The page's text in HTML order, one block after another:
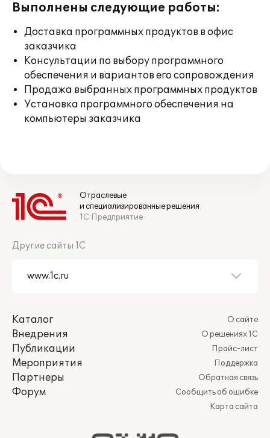
Выполнены следующие работы:
Доставка программных продуктов в офис
заказчика
Консультации по выбору программного
обеспечения и вариантов его сопровождения
Продажа выбранных программных продуктов
Установка программного обеспечения на
компьютеры заказчика
Отраслевые
и специализированные решения
1С:Предприятие
Другие сайты 1С
Каталог
Внедрения
Публикации
Мероприятия
Партнеры
Форум
О сайте
О решениях 1С
Прайс-лист
Поддержка
Обратная связь
Сообщить об ошибке
Карта сайта